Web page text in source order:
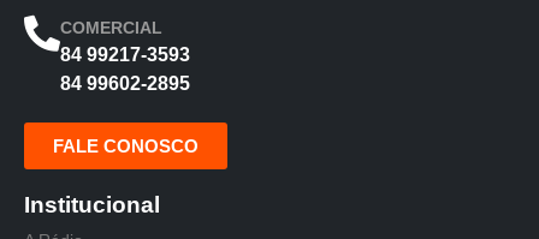
COMERCIAL
84 99217-3593
84 99602-2895
FALE CONOSCO
Institucional